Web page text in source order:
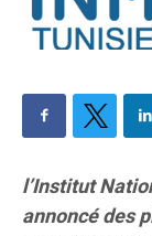
l’Institut
annoncé des